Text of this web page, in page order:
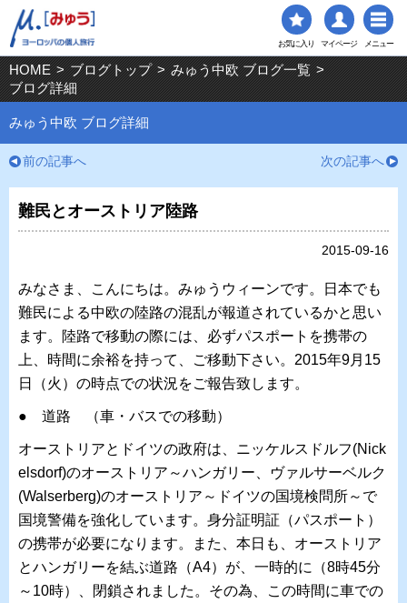
お気に入り マイページ メニュー
HOME > ブログトップ > みゅう中欧 ブログ一覧 >
ブログ詳細
みゅう中欧 ブログ詳細
前の記事へ 次の記事へ
難民とオーストリア陸路
2015-09-16
みなさま、こんにちは。みゅうウィーンです。日本でも
難民による中欧の陸路の混乱が報道されているかと思い
ます。陸路で移動の際には、必ずパスポートを携帯の
上、時間に余裕を持って、ご移動下さい。2015年9月15
日（火）の時点での状況をご報告致します。
● 道路 （車・バスでの移動）
オーストリアとドイツの政府は、ニッケルスドルフ(Nick
elsdorf)のオーストリア～ハンガリー、ヴァルサーベルク
(Walserberg)のオーストリア～ドイツの国境検問所～で
国境警備を強化しています。身分証明証（パスポート）
の携帯が必要になります。また、本日も、オーストリア
とハンガリーを結ぶ道路（A4）が、一時的に（8時45分
～10時）、閉鎖されました。その為、この時間に車での